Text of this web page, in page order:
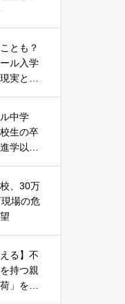
とも？
ル入学
実とそ
中学
生の卒
学以外
、30万
場の危
る】不
持つ親
」を軽